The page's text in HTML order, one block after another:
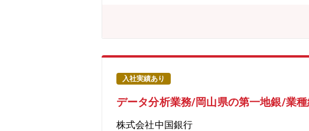
入社実績あり
データ分析業務/岡山県の第一地銀/業種
株式会社中国銀行